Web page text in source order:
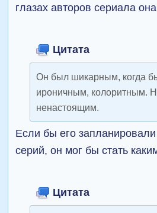
глазах авторов сериала
Цитата
Он был шикарным, когда
ироничным, колоритным.
ненастоящим.
Если бы его
серий, он мог бы стать
Цитата